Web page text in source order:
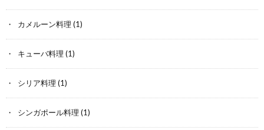
カメルーン料理 (1)
キューバ料理 (1)
シリア料理 (1)
シンガポール料理 (1)